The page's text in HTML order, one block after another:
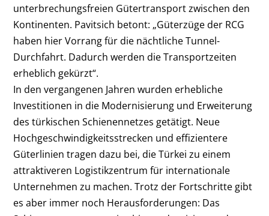
unterbrechungsfreien Gütertransport zwischen den
Kontinenten. Pavitsich betont: „Güterzüge der RCG
haben hier Vorrang für die nächtliche Tunnel-
Durchfahrt. Dadurch werden die Transportzeiten
erheblich gekürzt“.
In den vergangenen Jahren wurden erhebliche
Investitionen in die Modernisierung und Erweiterung
des türkischen Schienennetzes getätigt. Neue
Hochgeschwindigkeitsstrecken und effizientere
Güterlinien tragen dazu bei, die Türkei zu einem
attraktiveren Logistikzentrum für internationale
Unternehmen zu machen. Trotz der Fortschritte gibt
es aber immer noch Herausforderungen: Das